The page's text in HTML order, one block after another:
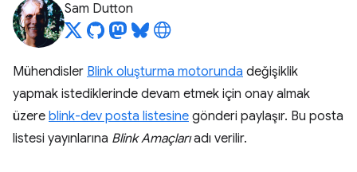
Sam Dutton
Mühendisler Blink oluşturma motorunda değişiklik
yapmak istediklerinde devam etmek için onay almak
üzere blink-dev posta listesine gönderi paylaşır. Bu posta
listesi yayınlarına Blink Amaçlarıadı verilir.